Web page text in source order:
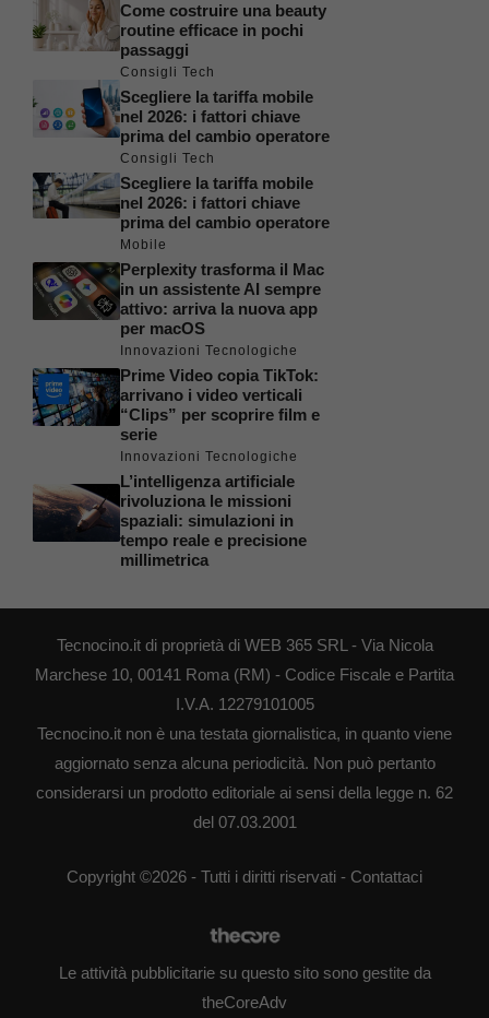
Come costruire una beauty
routine efficace in pochi
passaggi
Consigli Tech
Scegliere la tariffa mobile
nel 2026: i fattori chiave
prima del cambio operatore
Consigli Tech
Scegliere la tariffa mobile
nel 2026: i fattori chiave
prima del cambio operatore
Mobile
Perplexity trasforma il Mac
in un assistente AI sempre
attivo: arriva la nuova app
per macOS
Innovazioni Tecnologiche
Prime Video copia TikTok:
arrivano i video verticali
“Clips” per scoprire film e
serie
Innovazioni Tecnologiche
L’intelligenza artificiale
rivoluziona le missioni
spaziali: simulazioni in
tempo reale e precisione
millimetrica
Tecnocino.it di proprietà di WEB 365 SRL - Via Nicola
Marchese 10, 00141 Roma (RM) - Codice Fiscale e Partita
I.V.A. 12279101005
Tecnocino.it non è una testata giornalistica, in quanto viene
aggiornato senza alcuna periodicità. Non può pertanto
considerarsi un prodotto editoriale ai sensi della legge n. 62
del 07.03.2001
Copyright ©2026 - Tutti i diritti riservati - Contattaci
Le attività pubblicitarie su questo sito sono gestite da
theCoreAdv